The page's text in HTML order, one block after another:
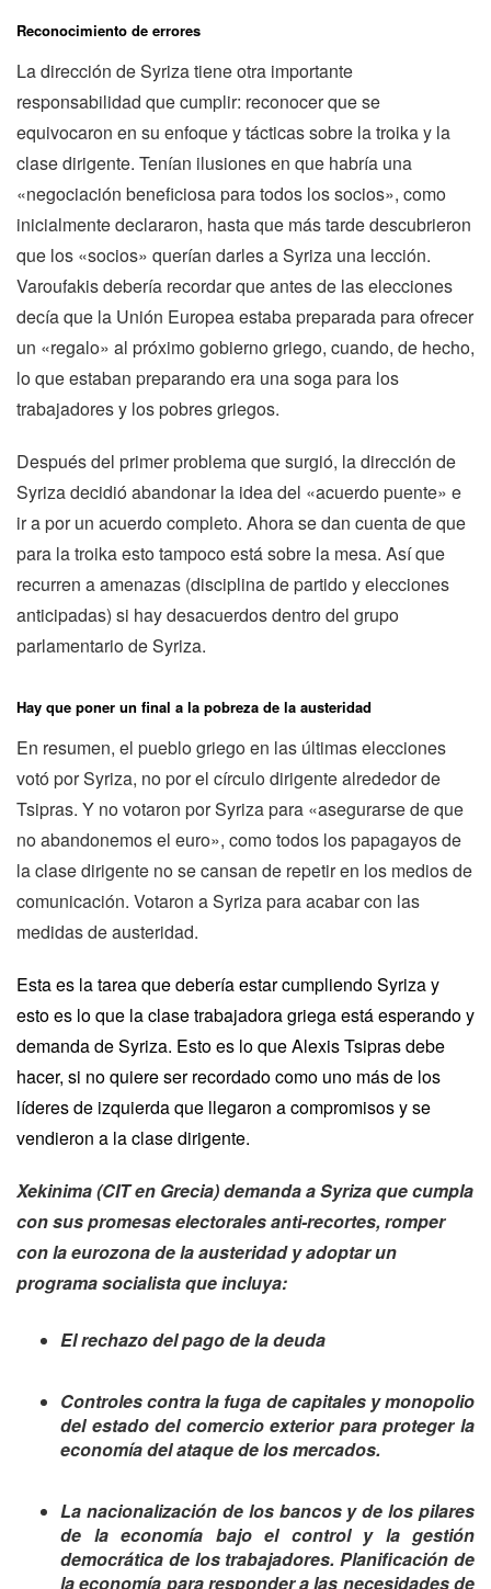
Reconocimiento de errores
La dirección de Syriza tiene otra importante
responsabilidad que cumplir: reconocer que se
equivocaron en su enfoque y tácticas sobre la troika y la
clase dirigente. Tenían ilusiones en que habría una
«negociación beneficiosa para todos los socios», como
inicialmente declararon, hasta que más tarde descubrieron
que los «socios» querían darles a Syriza una lección.
Varoufakis debería recordar que antes de las elecciones
decía que la Unión Europea estaba preparada para ofrecer
un «regalo» al próximo gobierno griego, cuando, de hecho,
lo que estaban preparando era una soga para los
trabajadores y los pobres griegos.
Después del primer problema que surgió, la dirección de
Syriza decidió abandonar la idea del «acuerdo puente» e
ir a por un acuerdo completo. Ahora se dan cuenta de que
para la troika esto tampoco está sobre la mesa. Así que
recurren a amenazas (disciplina de partido y elecciones
anticipadas) si hay desacuerdos dentro del grupo
parlamentario de Syriza.
Hay que poner un final a la pobreza de la austeridad
En resumen, el pueblo griego en las últimas elecciones
votó por Syriza, no por el círculo dirigente alrededor de
Tsipras. Y no votaron por Syriza para «asegurarse de que
no abandonemos el euro», como todos los papagayos de
la clase dirigente no se cansan de repetir en los medios de
comunicación. Votaron a Syriza para acabar con las
medidas de austeridad.
Esta es la tarea que debería estar cumpliendo Syriza y
esto es lo que la clase trabajadora griega está esperando y
demanda de Syriza. Esto es lo que Alexis Tsipras debe
hacer, si no quiere ser recordado como uno más de los
líderes de izquierda que llegaron a compromisos y se
vendieron a la clase dirigente.
Xekinima (CIT en Grecia) demanda a Syriza que cumpla
con sus promesas electorales anti-recortes, romper
con la eurozona de la austeridad y adoptar un
programa socialista que incluya:
El rechazo del pago de la deuda
Controles contra la fuga de capitales y monopolio
del estado del comercio exterior para proteger la
economía del ataque de los mercados.
La nacionalización de los bancos y de los pilares
de la economía bajo el control y la gestión
democrática de los trabajadores. Planificación de
la economía para responder a las necesidades de